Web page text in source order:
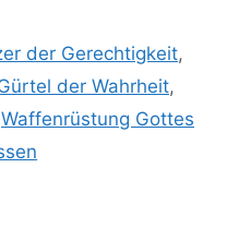
der Gerechtigkeit,
der Wahrheit,
Waffenrüstung Gottes